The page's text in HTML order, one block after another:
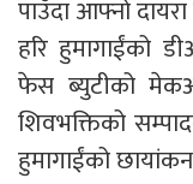
पाउँदा आफ्नो
हरि हुमागाईंको
फेस ब्युटीको
शिवभक्तिको
हुमागाईंको